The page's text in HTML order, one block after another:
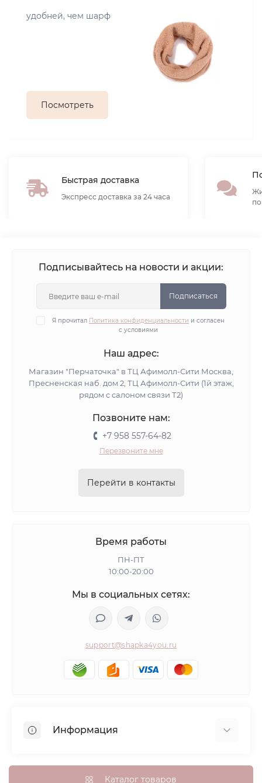
удобней, чем шарф
Посмотреть
Быстрая доставка
Экспресс доставка за 24 часа
Подписывайтесь на новости и акции:
Подписаться
Я прочитал Политика конфиденциальности и согласен
с условиями
Наш адрес:
Магазин "Перчаточка" в ТЦ Афимолл-Сити Москва,
Пресненская наб. дом 2, ТЦ Афимолл-Сити (1й этаж,
рядом с салоном связи Т2)
Позвоните нам:
+7 958 557-64-82
Перезвоните мне
Перейти в контакты
Время работы
ПН-ПТ
10:00-20:00
Мы в социальных сетях:
support@shapka4you.ru
Информация
Доставка, оплата и бонусные баллы
Каталог товаров